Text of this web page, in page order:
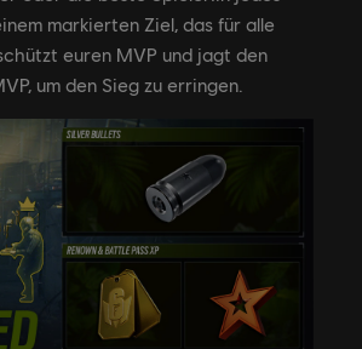
markierten Ziel, das für alle
euren MVP und jagt den
um den Sieg zu erringen.